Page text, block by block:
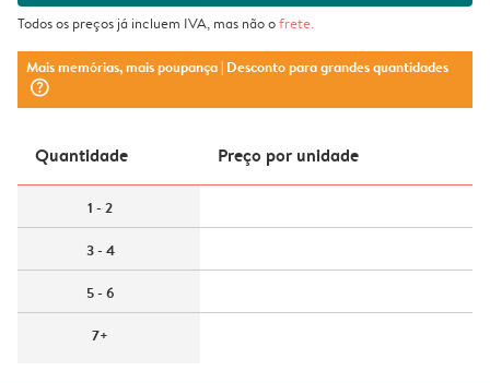
Todos os preços já incluem IVA, mas não ofrete.
Mais memórias, mais poupança| Desconto para grandes quantidades
question_mark_circle
Quantidade Preço por unidade
1 - 2
3 - 4
5 - 6
7+